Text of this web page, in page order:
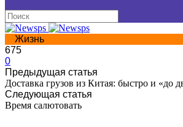
Жизнь
675
0
Предыдущая статья
Доставка грузов из Китая: быстро и «до
Следующая статья
Время салютовать